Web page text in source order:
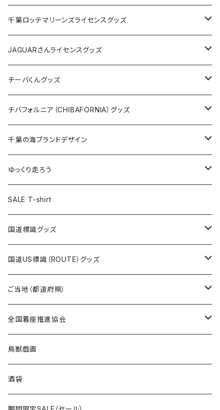
缶バッジ
ホテルキーホルダー
アクリルキーホルダー
ホテルキーホルダー
クリアファイル
Tシャツ
キャップ
トートバッグ
ランチバッグ
エコバッグ
キャップ
バッグ
ステッカー
缶バッジ
キーホルダー
クリアファイル
Tシャツ
キャップ
バッグ
ステッカー
缶バッジ
キーホルダー
クリアファイル
千葉ロッテマリーンズライセンスグッズ
ステッカー
ステッカー
ステッカー大
缶バッジ
缶バッジ32mm
缶バッジ54mm
エコバッグ
JAGUARさんコラボグッズ
Tシャツ
ステッカー
サコッシュ
ホテルキーホルダー
モーテルキーホルダー
トートバッグ
JAGUARさんライセンスグッズ
Tシャツ
ステッカー
缶バッジ
クリアファイル
マスク
エコバッグ
千葉ロッテマリーンズコラボ
チーバくんグッズ
Tシャツ
キャップ
エコバッグ
ステッカー
モーテルキーホルダー
ホテルキーホルダー
トートバッグ
チバフォルニア（CHIBAFORNIA）グッズ
Tシャツ
キャップ
ステッカー
ホテルキーホルダー
千葉の海ブランドデザイン
Tシャツ
キャップ
ステッカー
ゆっくり走ろう
Tシャツ
ステッカー
ホテルキーホルダー
SALE T-shirt
国道標識グッズ
ステッカー
国道0～99号線
国道100～199号線
Tシャツ
キャップ
国道US標識（ROUTE）グッズ
ステッカー
ROUTE 0～99号線
ROUTE100～199号線
Tシャツ
ROUTE 0～99号線
ROUTE 100～199号線
キャップ
ROUTE 0～99号線
ROUTE 100～199号線
ご当地（都道府県）
北海道
青森県
岩手県
宮城県
全国着座推進協会
ステッカー
鳥獣戯画
酒袋